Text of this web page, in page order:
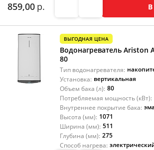
859,00 р.
ВЫГОДНАЯ ЦЕНА
Водонагреватель Ariston
80
Тип водонагревателя:
Установка: вертикальная
Объем бака (л): 80
Потребляемая мощность (кВт):
Внутреннее покрытие бака:
Высота (мм): 1071
Ширина (мм): 511
Глубина (мм): 275
Способ нагрева: